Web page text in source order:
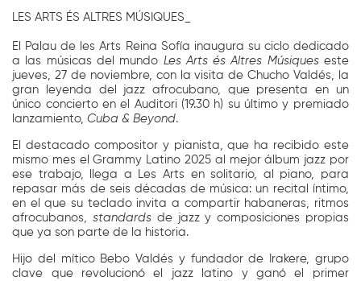
LES ARTS ÉS ALTRES MÚSIQUES_
El Palau de les Arts Reina Sofía inaugura su ciclo dedicado
a las músicas del mundo Les Arts és Altres Músiques este
jueves, 27 de noviembre, con la visita de Chucho Valdés, la
gran leyenda del jazz afrocubano, que presenta en un
único concierto en el Auditori (19.30 h) su último y premiado
lanzamiento,Cuba & Beyond.
El destacado compositor y pianista, que ha recibido este
mismo mes el Grammy Latino 2025 al mejor álbum jazz por
ese trabajo, llega a Les Arts en solitario, al piano, para
repasar más de seis décadas de música: un recital íntimo,
en el que su teclado invita a compartir habaneras, ritmos
afrocubanos, standardsde jazz y composiciones propias
que ya son parte de la historia.
Hijo del mítico Bebo Valdés y fundador de Irakere, grupo
clave que revolucionó el jazz latino y ganó el primer